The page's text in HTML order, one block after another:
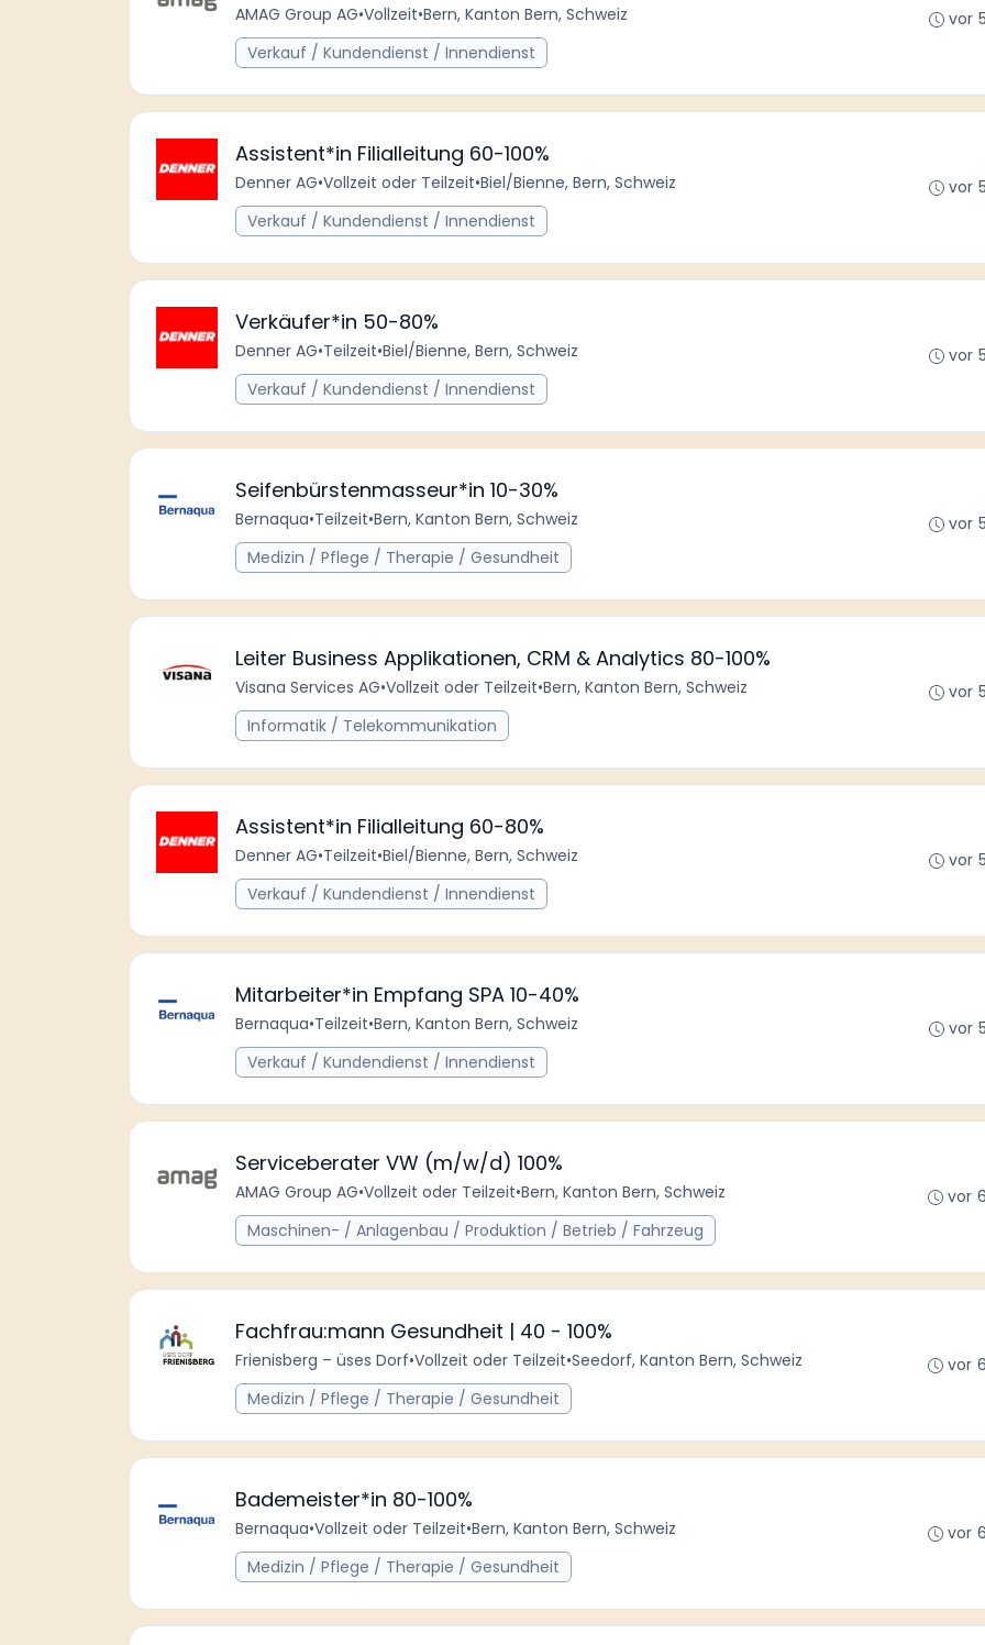
AMAG Group AG•Vollzeit•Bern, Kanton Bern, Schweiz
Verkauf / Kundendienst / Innendienst
vor
Assistent*in Filialleitung 60-100%
Denner AG•Vollzeit oder Teilzeit•Biel/Bienne, Bern, Schweiz
Verkauf / Kundendienst / Innendienst
vor
Verkäufer*in 50-80%
Denner AG•Teilzeit•Biel/Bienne, Bern, Schweiz
Verkauf / Kundendienst / Innendienst
vor
Seifenbürstenmasseur*in 10-30%
Bernaqua•Teilzeit•Bern, Kanton Bern, Schweiz
Medizin / Pflege / Therapie / Gesundheit
vor
Leiter Business Applikationen, CRM & Analytics 80-100%
Visana Services AG•Vollzeit oder Teilzeit•Bern, Kanton Bern, Schweiz
Informatik / Telekommunikation
vor
Assistent*in Filialleitung 60-80%
Denner AG•Teilzeit•Biel/Bienne, Bern, Schweiz
Verkauf / Kundendienst / Innendienst
vor
Mitarbeiter*in Empfang SPA 10-40%
Bernaqua•Teilzeit•Bern, Kanton Bern, Schweiz
Verkauf / Kundendienst / Innendienst
vor
Serviceberater VW (m/w/d) 100%
AMAG Group AG•Vollzeit oder Teilzeit•Bern, Kanton Bern, Schweiz
Maschinen- / Anlagenbau / Produktion / Betrieb / Fahrzeug
vor
Fachfrau:mann Gesundheit | 40 - 100%
Frienisberg – üses Dorf•Vollzeit oder Teilzeit•Seedorf, Kanton Bern, Schweiz
Medizin / Pflege / Therapie / Gesundheit
vor
Bademeister*in 80-100%
Bernaqua•Vollzeit oder Teilzeit•Bern, Kanton Bern, Schweiz
Medizin / Pflege / Therapie / Gesundheit
vor